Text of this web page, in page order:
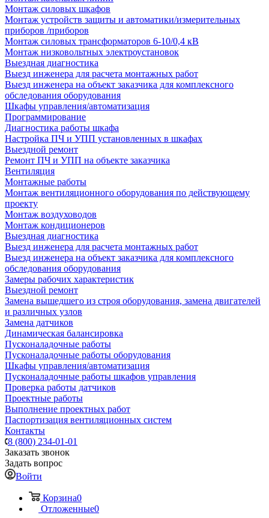
Монтаж силовых шкафов
Монтаж устройств защиты и автоматики/измерительных
приборов /приборов
Монтаж силовых трансформаторов 6-10/0,4 кВ
Монтаж низковольтных электроустановок
Выездная диагностика
Выезд инженера для расчета монтажных работ
Выезд инженера на объект заказчика для комплексного
обследования оборудования
Шкафы управления/автоматизация
Программирование
Диагностика работы шкафа
Настройка ПЧ и УПП установленных в шкафах
Выездной ремонт
Ремонт ПЧ и УПП на объекте заказчика
Вентиляция
Монтажные работы
Монтаж вентиляционного оборудования по действующему
проекту
Монтаж воздуховодов
Монтаж кондиционеров
Выездная диагностика
Выезд инженера для расчета монтажных работ
Выезд инженера на объект заказчика для комплексного
обследования оборудования
Замеры рабочих характеристик
Выездной ремонт
Замена вышедшего из строя оборудования, замена двигателей
и различных узлов
Замена датчиков
Динамическая балансировка
Пусконаладочные работы
Пусконаладочные работы оборудования
Шкафы управления/автоматизация
Пусконаладочные работы шкафов управления
Проверка работы датчиков
Проектные работы
Выполнение проектных работ
Паспортизация вентиляционных систем
Контакты
8 (800) 234-01-01
Заказать звонок
Задать вопрос
Войти
Корзина0
Отложенные0